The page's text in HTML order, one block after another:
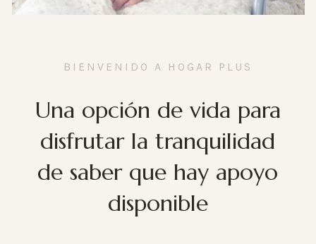
BIENVENIDO A HOGAR PLUS
Una opción de vida para
disfrutar la tranquilidad
de saber que hay apoyo
disponible